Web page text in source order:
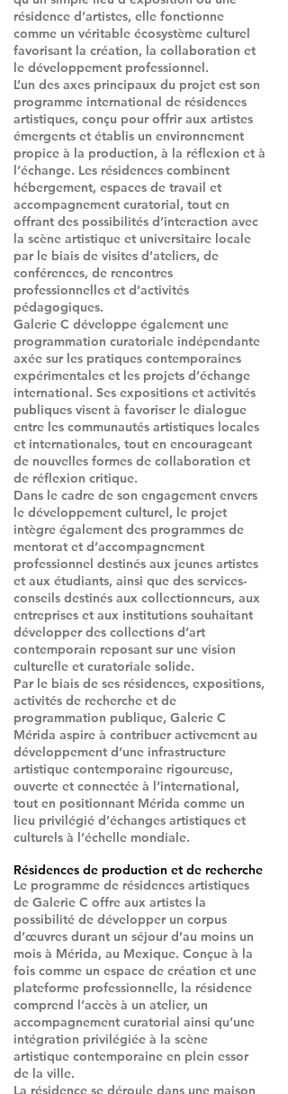
résidence d’artistes, elle fonctionne
comme un véritable écosystème culturel
favorisant la création, la collaboration et
le développement professionnel.
L’un des axes principaux du projet est son
programme international de résidences
artistiques, conçu pour offrir aux artistes
émergents et établis un environnement
propice à la production, à la réflexion et à
l’échange. Les résidences combinent
hébergement, espaces de travail et
accompagnement curatorial, tout en
offrant des possibilités d’interaction avec
la scène artistique et universitaire locale
par le biais de visites d’ateliers, de
conférences, de rencontres
professionnelles et d’activités
pédagogiques.
Galerie C développe également une
programmation curatoriale indépendante
axée sur les pratiques contemporaines
expérimentales et les projets d’échange
international. Ses expositions et activités
publiques visent à favoriser le dialogue
entre les communautés artistiques locales
et internationales, tout en encourageant
de nouvelles formes de collaboration et
de réflexion critique.
Dans le cadre de son engagement envers
le développement culturel, le projet
intègre également des programmes de
mentorat et d’accompagnement
professionnel destinés aux jeunes artistes
et aux étudiants, ainsi que des services-
conseils destinés aux collectionneurs, aux
entreprises et aux institutions souhaitant
développer des collections d’art
contemporain reposant sur une vision
culturelle et curatoriale solide.
Par le biais de ses résidences, expositions,
activités de recherche et de
programmation publique, Galerie C
Mérida aspire à contribuer activement au
développement d’une infrastructure
artistique contemporaine rigoureuse,
ouverte et connectée à l’international,
tout en positionnant Mérida comme un
lieu privilégié d’échanges artistiques et
culturels à l’échelle mondiale.
Résidences de production et de recherche
Le programme de résidences artistiques
de Galerie C offre aux artistes la
possibilité de développer un corpus
d’œuvres durant un séjour d’au moins un
mois à Mérida, au Mexique. Conçue à la
fois comme un espace de création et une
plateforme professionnelle, la résidence
comprend l’accès à un atelier, un
accompagnement curatorial ainsi qu’une
intégration privilégiée à la scène
artistique contemporaine en plein essor
de la ville.
La résidence se déroule dans une maison